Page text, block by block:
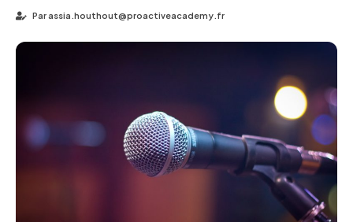
Parassia.houthout@proactiveacademy.fr